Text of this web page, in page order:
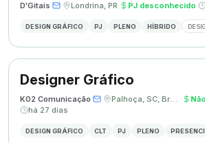
D'Gitais· · Londrina, PR· PJ desconhecido·
DESIGN GRÁFICO PJ PLENO HÍBRIDO
Designer Gráfico
K02 Comunicação· · Palhoça, SC, Brasil ·
há 27 dias
DESIGN GRÁFICO CLT PJ PLENO